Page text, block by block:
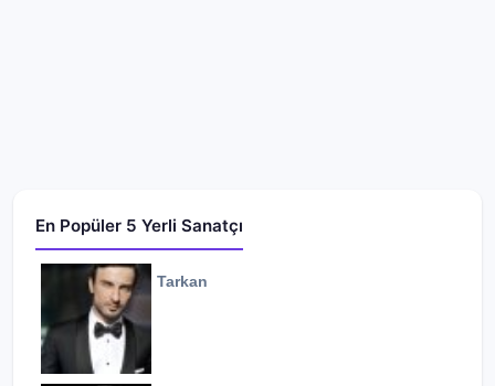
En Popüler 5 Yerli Sanatçı
Tarkan